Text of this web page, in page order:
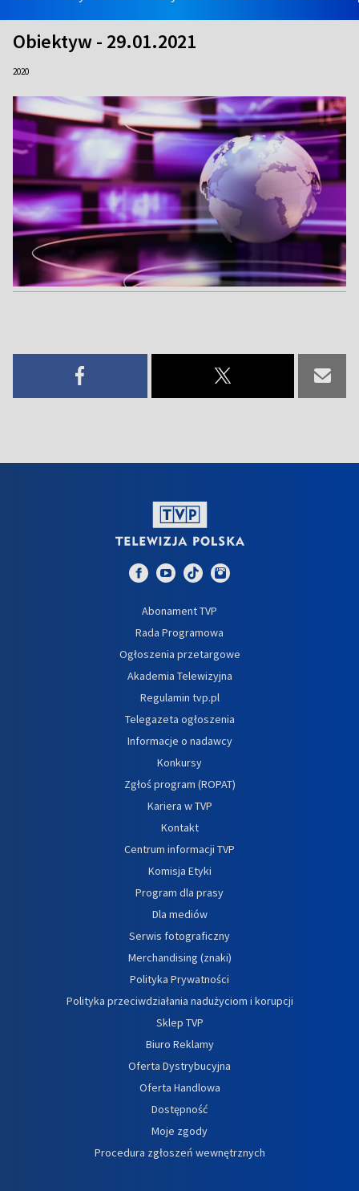
Obiektyw - 29.01.2021
2020
Abonament TVP
Rada Programowa
Ogłoszenia przetargowe
Akademia Telewizyjna
Regulamin tvp.pl
Telegazeta ogłoszenia
Informacje o nadawcy
Konkursy
Zgłoś program (ROPAT)
Kariera w TVP
Kontakt
Centrum informacji TVP
Komisja Etyki
Program dla prasy
Dla mediów
Serwis fotograficzny
Merchandising (znaki)
Polityka Prywatności
Polityka przeciwdziałania nadużyciom i korupcji
Sklep TVP
Biuro Reklamy
Oferta Dystrybucyjna
Oferta Handlowa
Dostępność
Moje zgody
Procedura zgłoszeń wewnętrznych